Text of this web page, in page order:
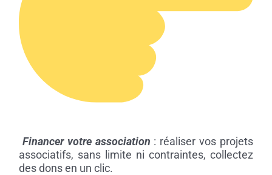
Financer votre association : réaliser vos projets
associatifs, sans limite ni contraintes, collectez
des dons en un clic.